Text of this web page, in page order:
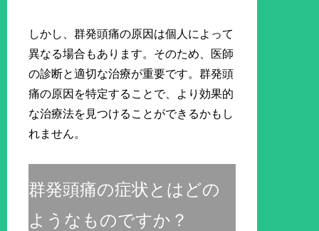
しかし、群発頭痛の原因は個人によって
異なる場合もあります。そのため、医師
の診断と適切な治療が重要です。群発頭
痛の原因を特定することで、より効果的
な治療法を見つけることができるかもし
れません。
群発頭痛の症状とはどの
ようなものですか？